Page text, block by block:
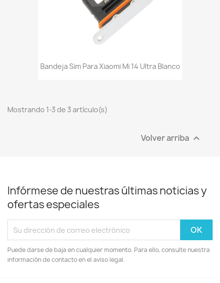
Bandeja Sim Para Xiaomi Mi 14 Ultra Blanco
Mostrando 1-3 de 3 artículo(s)
Volver arriba 
Infórmese de nuestras últimas noticias y
ofertas especiales
Puede darse de baja en cualquier momento. Para ello, consulte nuestra
información de contacto en el aviso legal.